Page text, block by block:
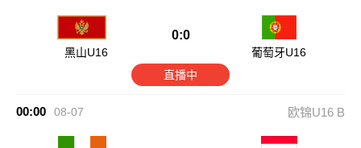
黑山U16
0:0
葡萄牙U16
直播中
00:00 08-07 欧锦U16 B